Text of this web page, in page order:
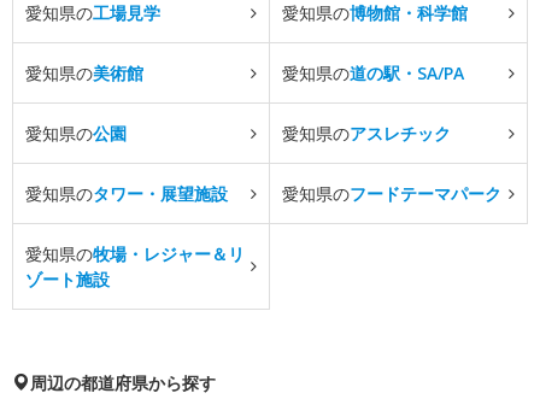
愛知県の工場見学 愛知県の博物館・科学館
愛知県の美術館 愛知県の道の駅・SA/PA
愛知県の公園 愛知県のアスレチック
愛知県のタワー・展望施設 愛知県のフードテーマパーク
愛知県の牧場・レジャー＆リ
ゾート施設
周辺の都道府県から探す